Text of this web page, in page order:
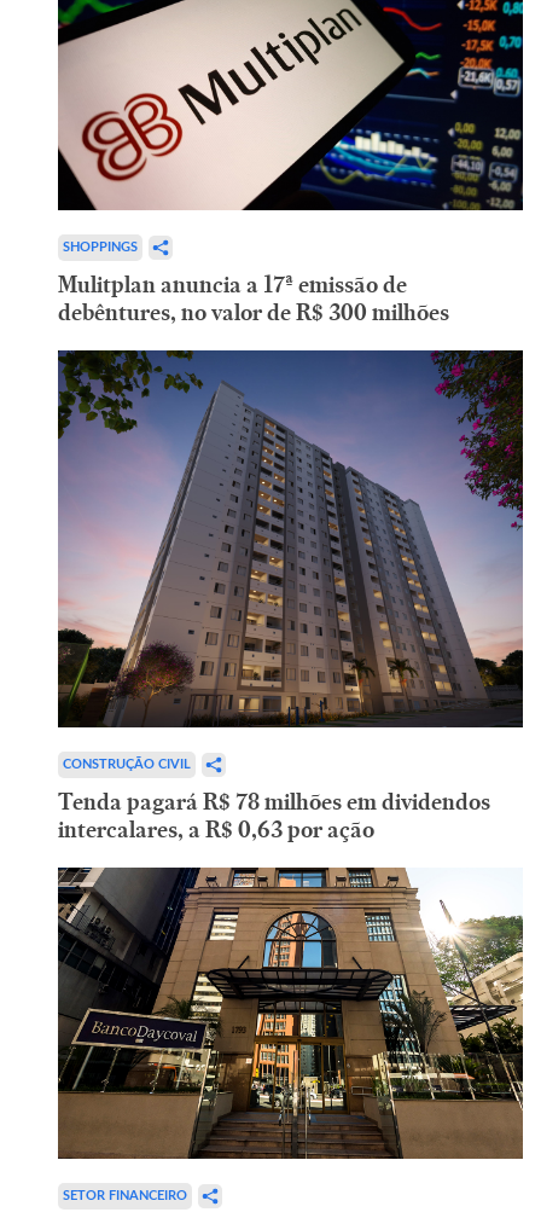
SHOPPINGS
Mulitplan anuncia a 17ª emissão de
debêntures, no valor de R$ 300 milhões
CONSTRUÇÃO CIVIL
Tenda pagará R$ 78 milhões em dividendos
intercalares, a R$ 0,63 por ação
SETOR FINANCEIRO